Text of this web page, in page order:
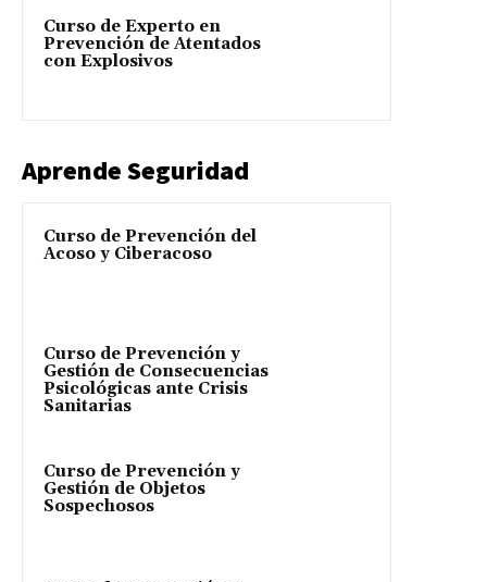
Curso de Experto en
Prevención de Atentados
con Explosivos
Aprende Seguridad
Curso de Prevención del
Acoso y Ciberacoso
Curso de Prevención y
Gestión de Consecuencias
Psicológicas ante Crisis
Sanitarias
Curso de Prevención y
Gestión de Objetos
Sospechosos